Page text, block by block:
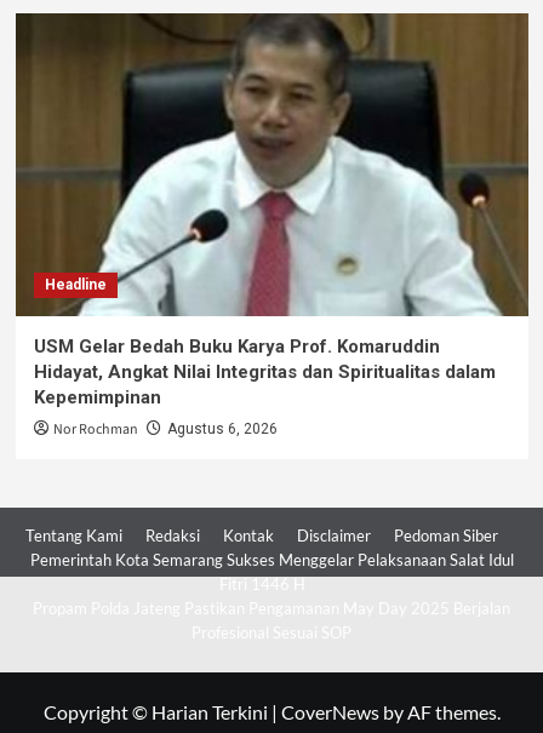
Headline
USM Gelar Bedah Buku Karya Prof. Komaruddin
Hidayat, Angkat Nilai Integritas dan Spiritualitas dalam
Kepemimpinan
Nor Rochman Agustus 6, 2026
Tentang Kami Redaksi Kontak Disclaimer
Pedoman Siber
Pemerintah Kota Semarang Sukses Menggelar Pelaksanaan Salat Idul
Copyright © Harian Terkini | CoverNewsby AF themes.